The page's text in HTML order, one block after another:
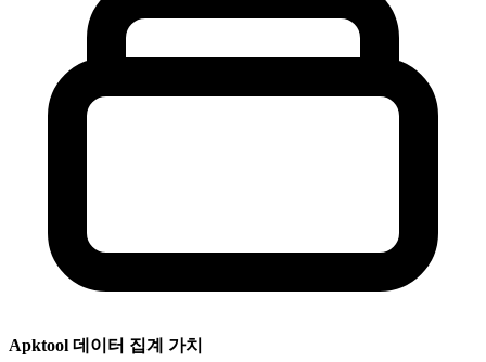
Apktool 데이터 집계 가치